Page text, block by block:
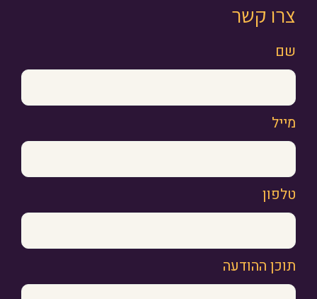
צרו קשר
שם
מייל
טלפון
תוכן ההודעה